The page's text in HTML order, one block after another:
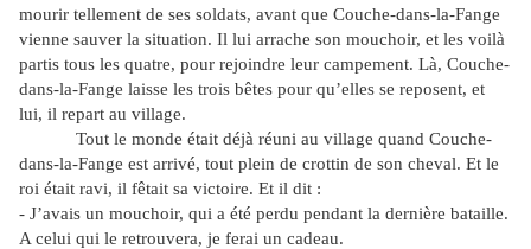
mourir tellement de ses soldats, avant que Couche-dans-la-Fange
vienne sauver la situation. Il lui arrache son mouchoir, et les voilà
partis tous les quatre, pour rejoindre leur campement. Là, Couche-
dans-la-Fange laisse les trois bêtes pour qu’elles se reposent, et
lui, il repart au village.
Tout le monde était déjà réuni au village quand Couche-
dans-la-Fange est arrivé, tout plein de crottin de son cheval. Et le
roi était ravi, il fêtait sa victoire. Et il dit :
- J’avais un mouchoir, qui a été perdu pendant la dernière bataille.
A celui qui le retrouvera, je ferai un cadeau.